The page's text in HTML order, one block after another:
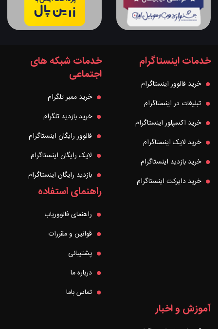
خدمات اینستاگرام
خرید فالوور اینستاگرام
تبلیغات در اینستاگرام
خرید اکسپلور اینستاگرام
خرید لایک اینستاگرام
خرید بازدید اینستاگرام
خرید دایرکت اینستاگرام
خدمات شبکه های
اجتماعی
خرید ممبر تلگرام
خرید بازدید تلگرام
فالوور رایگان اینستاگرام
لایک رایگان اینستاگرام
بازدید رایگان اینستاگرام
راهنمای استفاده
راهنمای فالووریاب
قوانین و مقررات
پشتیبانی
درباره ما
تماس باما
آموزش و اخبار